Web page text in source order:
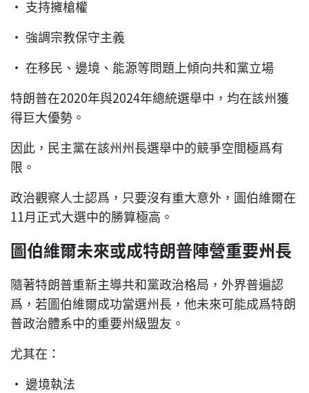
• 支持擁槍權
• 強調宗教保守主義
• 在移民、邊境、能源等問題上傾向共和黨立場
特朗普在2020年與2024年總統選舉中，均在該州獲
得巨大優勢。
因此，民主黨在該州州長選舉中的競爭空間極爲有
限。
政治觀察人士認爲，只要沒有重大意外，圖伯維爾在
11月正式大選中的勝算極高。
圖伯維爾未來或成特朗普陣營重要州長
隨著特朗普重新主導共和黨政治格局，外界普遍認
爲，若圖伯維爾成功當選州長，他未來可能成爲特朗
普政治體系中的重要州級盟友。
尤其在：
• 邊境執法